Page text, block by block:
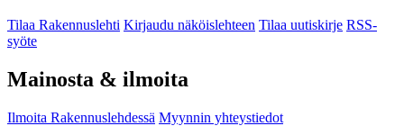
Tilaa Rakennuslehti Kirjaudu näköislehteen Tilaa uutiskirje RSS-
syöte
Mainosta & ilmoita
Ilmoita Rakennuslehdessä Myynnin yhteystiedot